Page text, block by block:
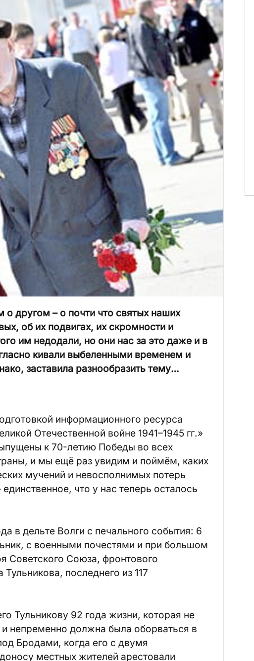
другом – о почти что святых наших
об их подвигах, их скромности и
им недодали, но они нас за это даже и в
кивали выбеленными временем и
заставила разнообразить тему…
информационного ресурса
Отечественной войне 1941–1945 гг.»
к 70-летию Победы во всех
и мы ещё раз увидим и поймём, каких
мучений и невосполнимых потерь
что у нас теперь осталось
в дельте Волги c печального события: 6
с военными почестями и при большом
Советского Союза, фронтового
последнего из 117
Тульникову 92 года жизни, которая не
непременно должна была оборваться в
Бродами, когда его с двумя
местных жителей арестовали